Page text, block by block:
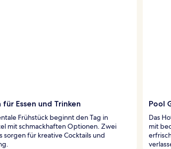
Essen und Trinken
Frühstück beginnt den Tag in
mit schmackhaften Optionen. Zwei
sorgen für kreative Cocktails und
Pool
Das
mit